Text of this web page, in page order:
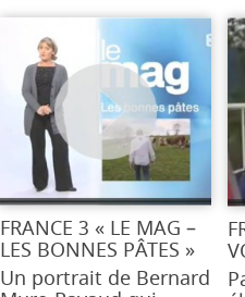
FRANCE 3 « LE MAG –
LES BONNES PÂTES »
Un portrait de Bernard